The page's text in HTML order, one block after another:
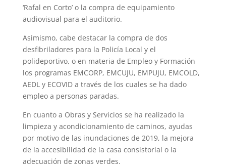
‘Rafal en Corto’ o la compra de equipamiento
audiovisual para el auditorio.
Asimismo, cabe destacar la compra de dos
desfibriladores para la Policía Local y el
polideportivo, o en materia de Empleo y Formación
los programas EMCORP, EMCUJU, EMPUJU, EMCOLD,
AEDL y ECOVID a través de los cuales se ha dado
empleo a personas paradas.
En cuanto a Obras y Servicios se ha realizado la
limpieza y acondicionamiento de caminos, ayudas
por motivo de las inundaciones de 2019, la mejora
de la accesibilidad de la casa consistorial o la
adecuación de zonas verdes.